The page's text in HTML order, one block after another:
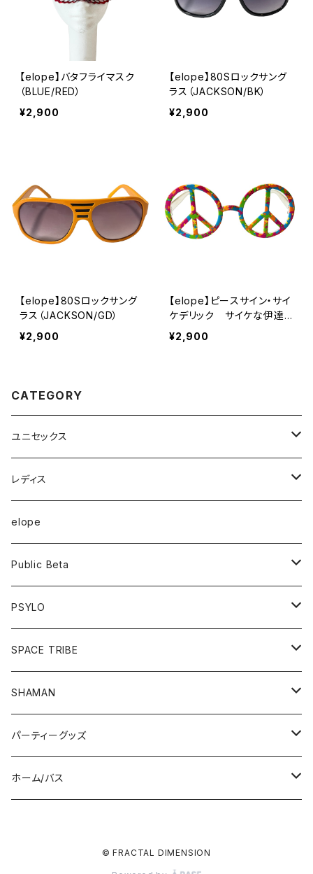
【elope】バタフライマスク
（BLUE/RED）
¥2,900
【elope】80Sロックサング
ラス（JACKSON/BK）
¥2,900
【elope】80Sロックサング
ラス（JACKSON/GD）
¥2,900
【elope】ピースサイン・サイ
ケデリック サイケな伊達メ
ガネ
¥2,900
CATEGORY
ユニセックス
半袖Tシャツ
長袖Tシャツ
フーディー
パンツ
シューズ
服飾雑貨
レディス
トップス
ボトム
ワンピース
オールインワン
シューズ
服飾雑貨
elope
Public Beta
半袖Tシャツ
フーディー
長袖Tシャツ
PSYLO
トップス
ボトム
服飾雑貨
SPACE TRIBE
Tシャツ
フーディー
ジャケット
SHAMAN
トップス
長袖Tシャツ
ボトム
パーティーグッズ
帽子/マスク
ホーム/バス
© FRACTAL DIMENSION